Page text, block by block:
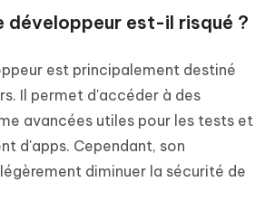
développeur est-il risqué ?
est principalement destiné
Il permet d'accéder à des
avancées utiles pour les tests et
d'apps. Cependant, son
diminuer la sécurité de